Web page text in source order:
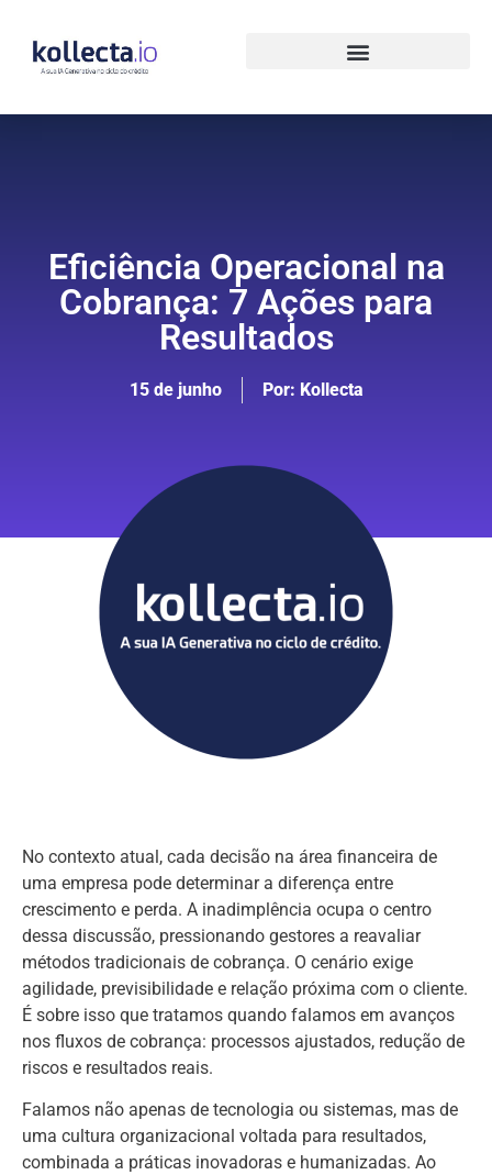
Eficiência Operacional na
Cobrança: 7 Ações para
Resultados
15 de junho Por: Kollecta
No contexto atual, cada decisão na área financeira de
uma empresa pode determinar a diferença entre
crescimento e perda. A inadimplência ocupa o centro
dessa discussão, pressionando gestores a reavaliar
métodos tradicionais de cobrança. O cenário exige
agilidade, previsibilidade e relação próxima com o cliente.
É sobre isso que tratamos quando falamos em avanços
nos fluxos de cobrança: processos ajustados, redução de
riscos e resultados reais.
Falamos não apenas de tecnologia ou sistemas, mas de
uma cultura organizacional voltada para resultados,
combinada a práticas inovadoras e humanizadas. Ao